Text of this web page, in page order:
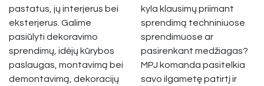
pastatus, jų interjerus bei
eksterjerus. Galime
pasiūlyti dekoravimo
sprendimų, idėjų kūrybos
paslaugas, montavimą bei
demontavimą, dekoracijų
kyla klausimų priimant
sprendimą techniniuose
sprendimuose ar
pasirenkant medžiagas?
MPJ komanda pasitelkia
savo ilgametę patirtį ir